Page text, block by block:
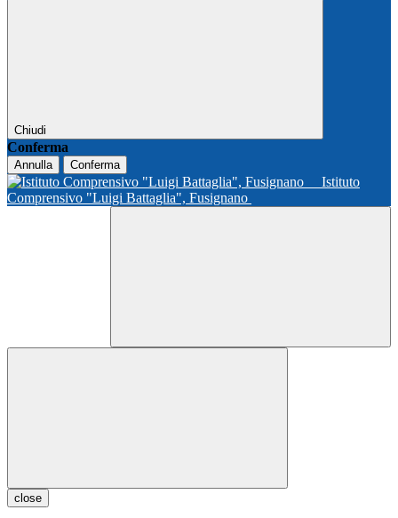
Chiudi
Conferma
Annulla Conferma
Istituto
Comprensivo "Luigi Battaglia", Fusignano
close